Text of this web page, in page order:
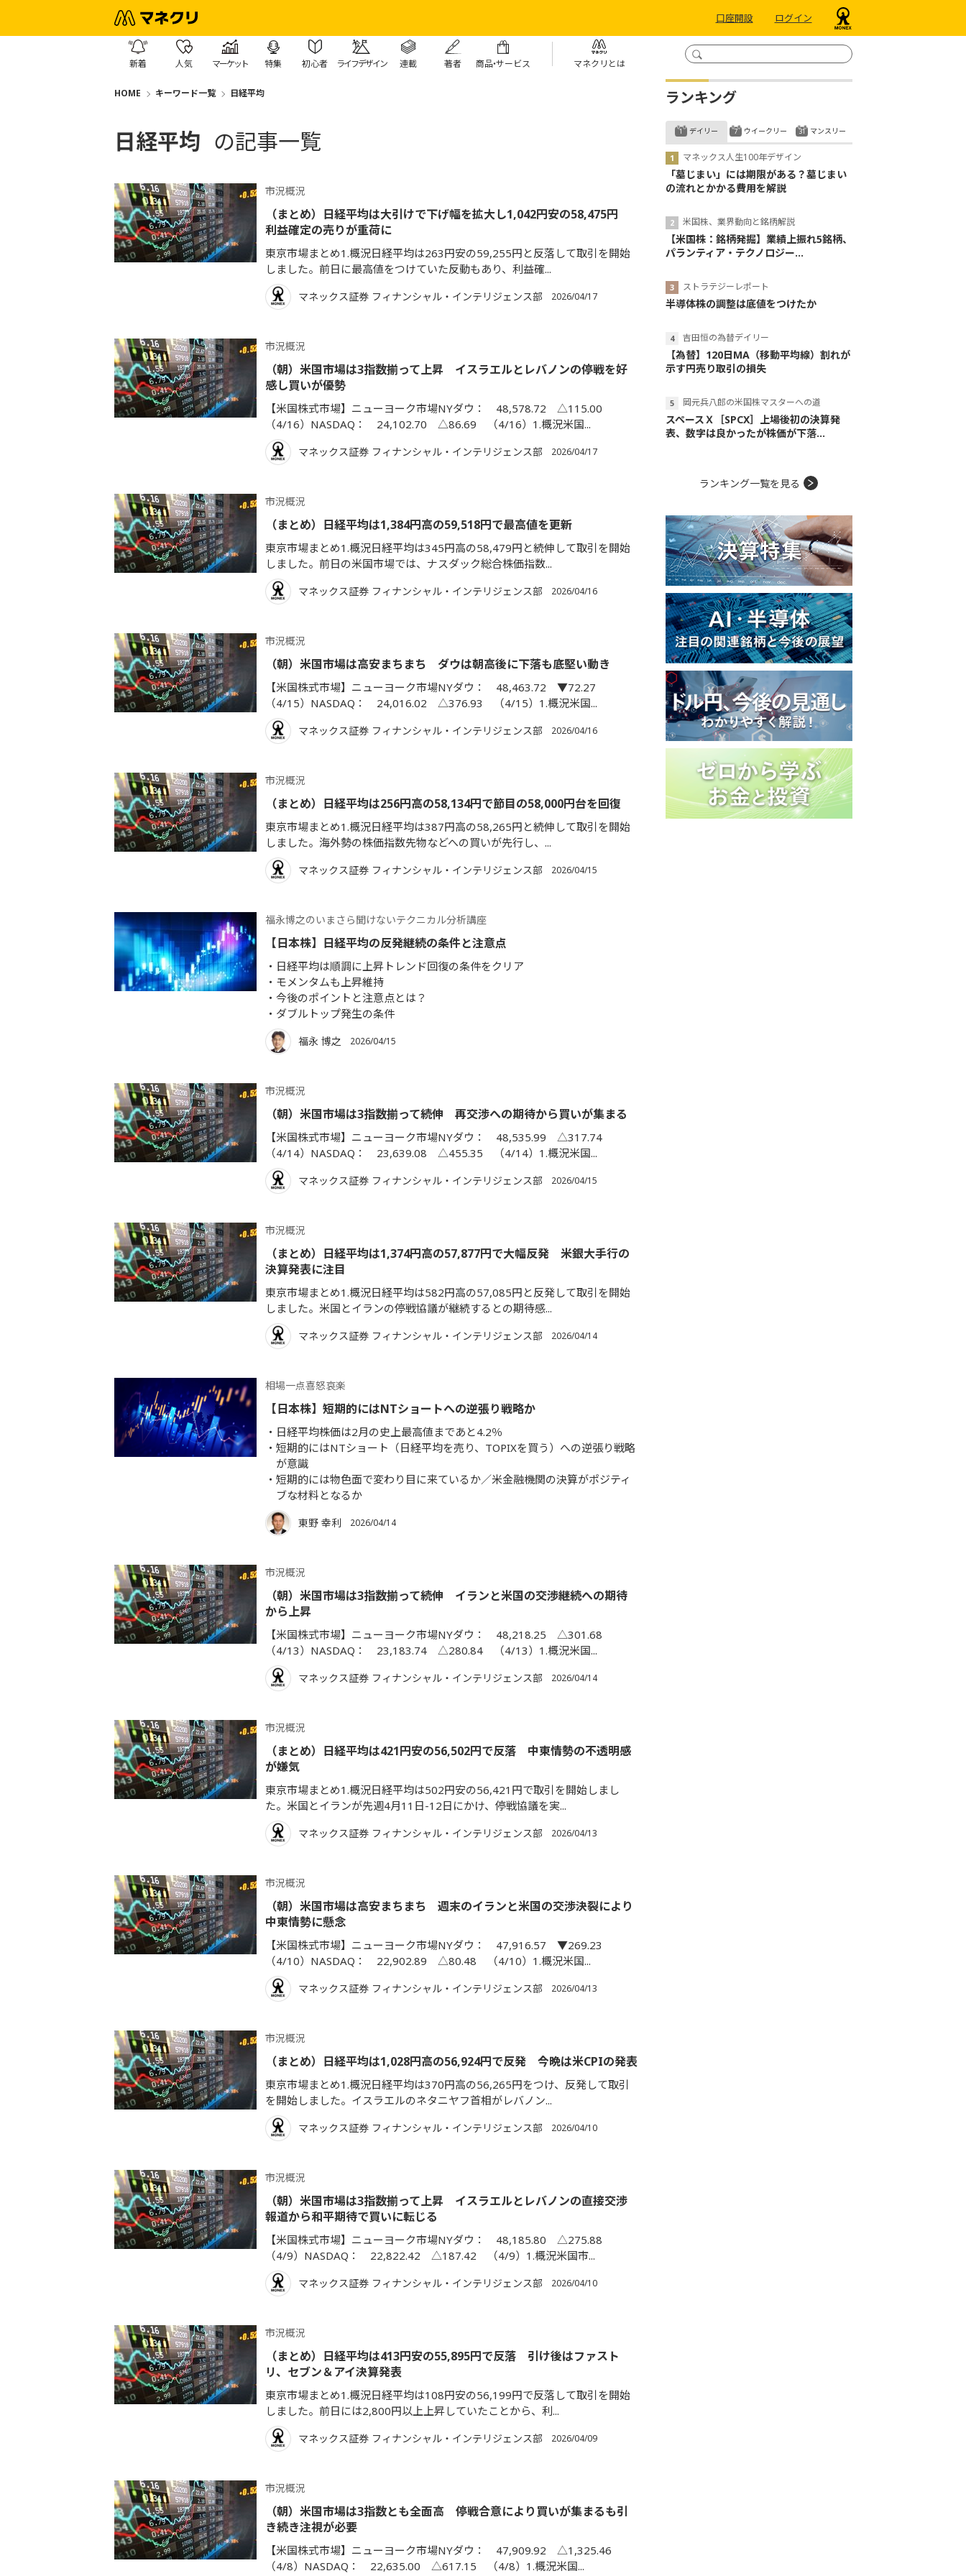
口座開設 ログイン
新着 人気 マーケット 特集 初心者 ライフデザイン 連載 著者 商品・サービス マネクリとは
HOME キーワード一覧 日経平均
日経平均 の記事一覧
市況概況
（まとめ）日経平均は大引けで下げ幅を拡大し1,042円安の58,475円
利益確定の売りが重荷に
東京市場まとめ1.概況日経平均は263円安の59,255円と反落して取引を開始
しました。前日に最高値をつけていた反動もあり、利益確...
マネックス証券 フィナンシャル・インテリジェンス部 2026/04/17
市況概況
（朝）米国市場は3指数揃って上昇 イスラエルとレバノンの停戦を好
感し買いが優勢
【米国株式市場】ニューヨーク市場NYダウ： 48,578.72 △115.00
（4/16）NASDAQ： 24,102.70 △86.69 （4/16）1.概況米国...
マネックス証券 フィナンシャル・インテリジェンス部 2026/04/17
市況概況
（まとめ）日経平均は1,384円高の59,518円で最高値を更新
東京市場まとめ1.概況日経平均は345円高の58,479円と続伸して取引を開始
しました。前日の米国市場では、ナスダック総合株価指数...
マネックス証券 フィナンシャル・インテリジェンス部 2026/04/16
市況概況
（朝）米国市場は高安まちまち ダウは朝高後に下落も底堅い動き
【米国株式市場】ニューヨーク市場NYダウ： 48,463.72 ▼72.27
（4/15）NASDAQ： 24,016.02 △376.93 （4/15）1.概況米国...
マネックス証券 フィナンシャル・インテリジェンス部 2026/04/16
市況概況
（まとめ）日経平均は256円高の58,134円で節目の58,000円台を回復
東京市場まとめ1.概況日経平均は387円高の58,265円と続伸して取引を開始
しました。海外勢の株価指数先物などへの買いが先行し、...
マネックス証券 フィナンシャル・インテリジェンス部 2026/04/15
福永博之のいまさら聞けないテクニカル分析講座
【日本株】日経平均の反発継続の条件と注意点
日経平均は順調に上昇トレンド回復の条件をクリア
モメンタムも上昇維持
今後のポイントと注意点とは？
ダブルトップ発生の条件
福永 博之 2026/04/15
市況概況
（朝）米国市場は3指数揃って続伸 再交渉への期待から買いが集まる
【米国株式市場】ニューヨーク市場NYダウ： 48,535.99 △317.74
（4/14）NASDAQ： 23,639.08 △455.35 （4/14）1.概況米国...
マネックス証券 フィナンシャル・インテリジェンス部 2026/04/15
市況概況
（まとめ）日経平均は1,374円高の57,877円で大幅反発 米銀大手行の
決算発表に注目
東京市場まとめ1.概況日経平均は582円高の57,085円と反発して取引を開始
しました。米国とイランの停戦協議が継続するとの期待感...
マネックス証券 フィナンシャル・インテリジェンス部 2026/04/14
相場一点喜怒哀楽
【日本株】短期的にはNTショートへの逆張り戦略か
日経平均株価は2月の史上最高値まであと4.2％
短期的にはNTショート（日経平均を売り、TOPIXを買う）への逆張り戦略
が意識
短期的には物色面で変わり目に来ているか／米金融機関の決算がポジティ
ブな材料となるか
東野 幸利 2026/04/14
市況概況
（朝）米国市場は3指数揃って続伸 イランと米国の交渉継続への期待
から上昇
【米国株式市場】ニューヨーク市場NYダウ： 48,218.25 △301.68
（4/13）NASDAQ： 23,183.74 △280.84 （4/13）1.概況米国...
マネックス証券 フィナンシャル・インテリジェンス部 2026/04/14
市況概況
（まとめ）日経平均は421円安の56,502円で反落 中東情勢の不透明感
が嫌気
東京市場まとめ1.概況日経平均は502円安の56,421円で取引を開始しまし
た。米国とイランが先週4月11日-12日にかけ、停戦協議を実...
マネックス証券 フィナンシャル・インテリジェンス部 2026/04/13
市況概況
（朝）米国市場は高安まちまち 週末のイランと米国の交渉決裂により
中東情勢に懸念
【米国株式市場】ニューヨーク市場NYダウ： 47,916.57 ▼269.23
（4/10）NASDAQ： 22,902.89 △80.48 （4/10）1.概況米国...
マネックス証券 フィナンシャル・インテリジェンス部 2026/04/13
市況概況
（まとめ）日経平均は1,028円高の56,924円で反発 今晩は米CPIの発表
東京市場まとめ1.概況日経平均は370円高の56,265円をつけ、反発して取引
を開始しました。イスラエルのネタニヤフ首相がレバノン...
マネックス証券 フィナンシャル・インテリジェンス部 2026/04/10
市況概況
（朝）米国市場は3指数揃って上昇 イスラエルとレバノンの直接交渉
報道から和平期待で買いに転じる
【米国株式市場】ニューヨーク市場NYダウ： 48,185.80 △275.88
（4/9）NASDAQ： 22,822.42 △187.42 （4/9）1.概況米国市...
マネックス証券 フィナンシャル・インテリジェンス部 2026/04/10
市況概況
（まとめ）日経平均は413円安の55,895円で反落 引け後はファスト
リ、セブン＆アイ決算発表
東京市場まとめ1.概況日経平均は108円安の56,199円で反落して取引を開始
しました。前日には2,800円以上上昇していたことから、利...
マネックス証券 フィナンシャル・インテリジェンス部 2026/04/09
市況概況
（朝）米国市場は3指数とも全面高 停戦合意により買いが集まるも引
き続き注視が必要
【米国株式市場】ニューヨーク市場NYダウ： 47,909.92 △1,325.46
（4/8）NASDAQ： 22,635.00 △617.15 （4/8）1.概況米国...
ランキング
デイリー
マネックス人生100年デザイン
「墓じまい」には期限がある？墓じまい
の流れとかかる費用を解説
米国株、業界動向と銘柄解説
【米国株：銘柄発掘】業績上振れ5銘柄、
パランティア・テクノロジー...
ストラテジーレポート
半導体株の調整は底値をつけたか
吉田恒の為替デイリー
【為替】120日MA（移動平均線）割れが
示す円売り取引の損失
岡元兵八郎の米国株マスターへの道
スペースＸ［SPCX］上場後初の決算発
表、数字は良かったが株価が下落...
ウイークリー マンスリー
ランキング一覧を見る